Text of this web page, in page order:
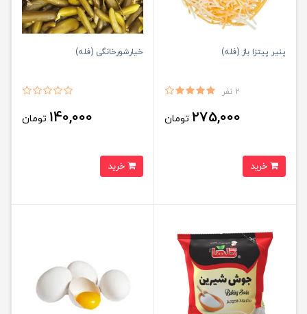
پنیر پیتزا باز (فله)
2 نفر
275,000 تومان
خیارشورخانگی (فله)
140,000 تومان